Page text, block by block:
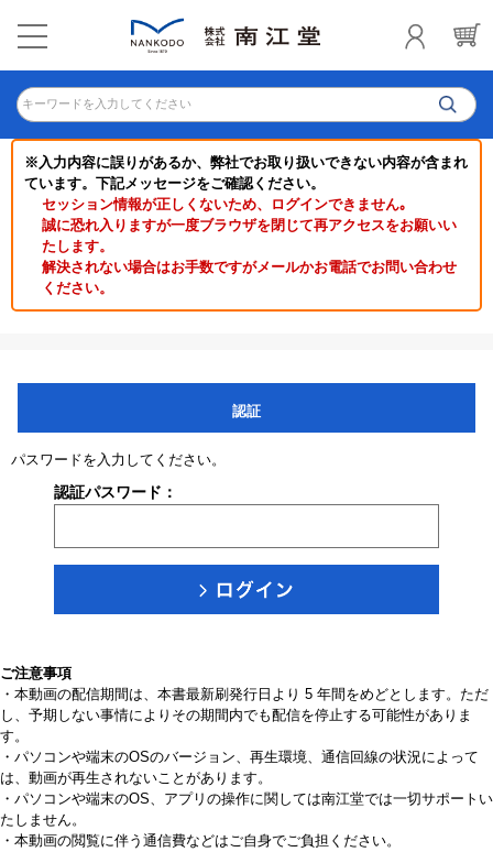
キーワードを入力してください
※入力内容に誤りがあるか、弊社でお取り扱いできない内容が含まれ
ています。下記メッセージをご確認ください。
セッション情報が正しくないため、ログインできません｡
誠に恐れ入りますが一度ブラウザを閉じて再アクセスをお願いい
たします。
解決されない場合はお手数ですがメールかお電話でお問い合わせ
ください。
認証
パスワードを入力してください。
認証パスワード：
ご注意事項
・本動画の配信期間は、本書最新刷発行日より 5 年間をめどとします。ただ
し、予期しない事情によりその期間内でも配信を停止する可能性がありま
す。
・パソコンや端末のOSのバージョン、再生環境、通信回線の状況によって
は、動画が再生されないことがあります。
・パソコンや端末のOS、アプリの操作に関しては南江堂では一切サポートい
たしません。
・本動画の閲覧に伴う通信費などはご自身でご負担ください。